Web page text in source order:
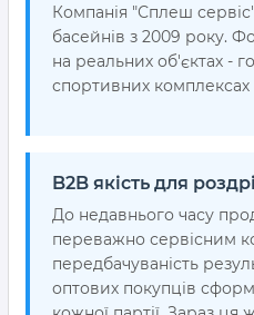
Компанія "Сплеш
басейнів з 2009 року.
на реальних об'єктах -
спортивних комплексах
B2B якість для
До недавнього часу
переважно сервісним
передбачуваність
оптових покупців